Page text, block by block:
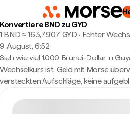
Konvertiere BND zu GYD
1 BND ≈ 163,7907 GYD · Echter
9. August, 6:52
Sieh wie viel 1.000 Brunei-Dollar in
Wechselkurs ist. Geld mit Morse
versteckten Aufschläge, keine